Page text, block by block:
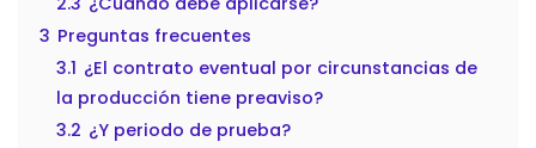
3 Preguntas frecuentes
3.1 ¿El contrato eventual por circunstancias de
la producción tiene preaviso?
3.2 ¿Y periodo de prueba?